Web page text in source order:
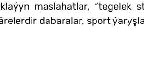
maslahatlar, “tegelek
dabaralar, sport